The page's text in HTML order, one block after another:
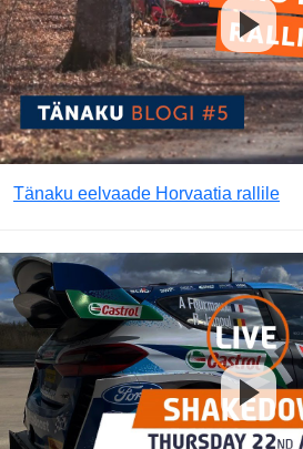
Tänaku eelvaade Horvaatia rallile